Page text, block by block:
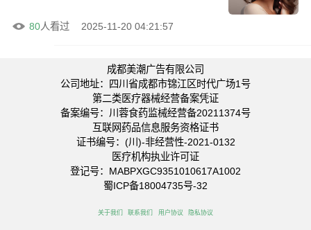
2025-11-20 04:21:57
80人看过
成都美潮广告有限公司
公司地址：四川省成都市锦江区时代广场1号
第二类医疗器械经营备案凭证
备案编号：川蓉食药监械经营备20211374号
互联网药品信息服务资格证书
证书编号：(川)-非经营性-2021-0132
医疗机构执业许可证
登记号：MABPXGC9351010617A1002
蜀ICP备18004735号-32
关于我们 联系我们 用户协议 隐私协议